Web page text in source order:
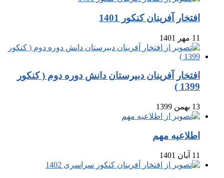
افتخار آفرینان کنکور 1401
11 مهر 1401
افتخار آفرینان دبیرستان دانش دوره دوم ( کنکور
1399 )
13 بهمن 1399
اطلاعیه مهم
11 آبان 1401